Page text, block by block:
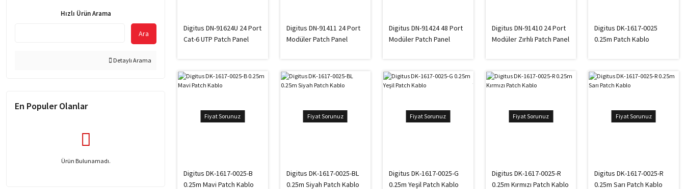
Hızlı Ürün Arama
Ara
Detaylı Arama
En Populer Olanlar
Ürün Bulunamadı.
Digitus DN-91624U 24 Port
Cat-6 UTP Patch Panel
Digitus DN-91411 24 Port
Modüler Patch Panel
Digitus DN-91424 48 Port
Modüler Patch Panel
Digitus DN-91410 24 Port
Modüler Zırhlı Patch Panel
Digitus DK-1617-0025
0.25m Patch Kablo
Fiyat Sorunuz
Digitus DK-1617-0025-B
0.25m Mavi Patch Kablo
Fiyat Sorunuz
Digitus DK-1617-0025-BL
0.25m Siyah Patch Kablo
Fiyat Sorunuz
Digitus DK-1617-0025-G
0.25m Yeşil Patch Kablo
Fiyat Sorunuz
Digitus DK-1617-0025-R
0.25m Kırmızı Patch Kablo
Fiyat Sorunuz
Digitus DK-1617-0025-R
0.25m Sarı Patch Kablo